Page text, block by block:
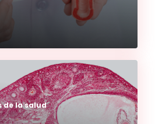
de la salud